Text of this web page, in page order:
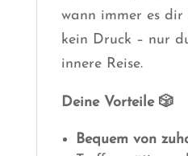
wann immer es dir
kein Druck – nur
innere Reise.
Deine Vorteile 🎲
Bequem von